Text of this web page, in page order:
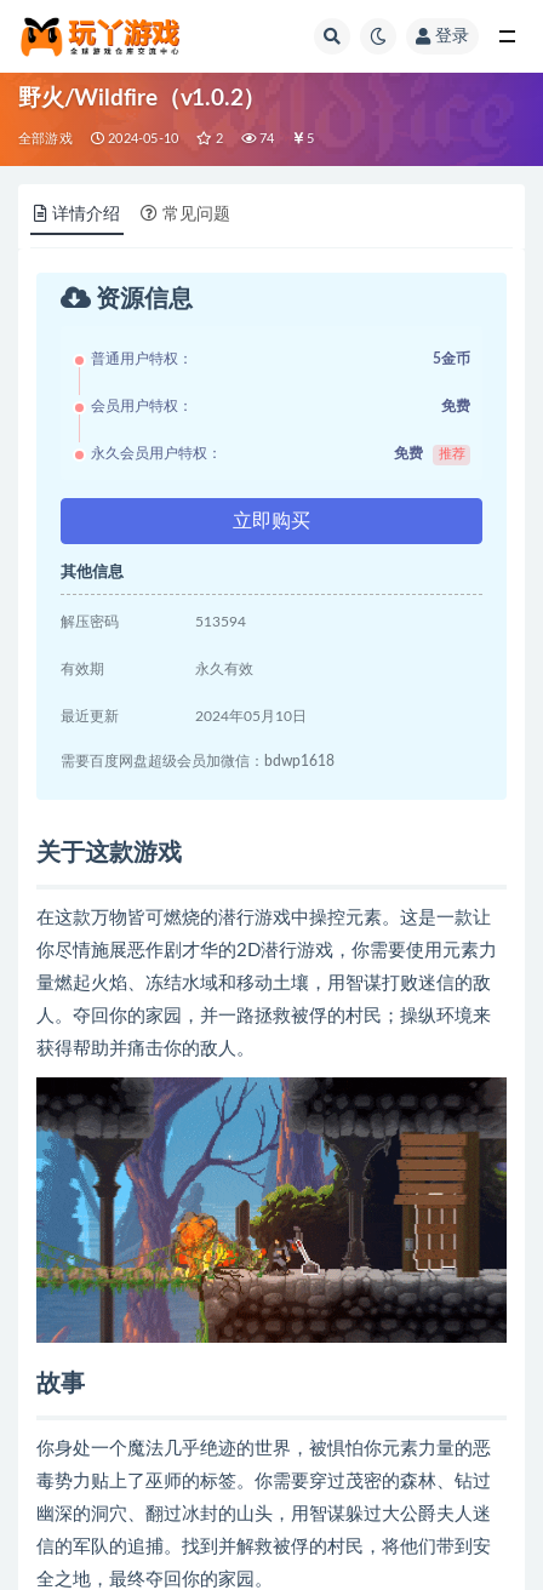
登录
野火/Wildfire（v1.0.2）
全部游戏 2024-05-10 2 74 5
详情介绍 常见问题
资源信息
普通用户特权： 5金币
会员用户特权： 免费
永久会员用户特权： 免费 推荐
立即购买
其他信息
解压密码 513594
有效期 永久有效
最近更新 2024年05月10日
需要百度网盘超级会员加微信：bdwp1618
关于这款游戏
在这款万物皆可燃烧的潜行游戏中操控元素。这是一款让
你尽情施展恶作剧才华的2D潜行游戏，你需要使用元素力
量燃起火焰、冻结水域和移动土壤，用智谋打败迷信的敌
人。夺回你的家园，并一路拯救被俘的村民；操纵环境来
获得帮助并痛击你的敌人。
故事
你身处一个魔法几乎绝迹的世界，被惧怕你元素力量的恶
毒势力贴上了巫师的标签。你需要穿过茂密的森林、钻过
幽深的洞穴、翻过冰封的山头，用智谋躲过大公爵夫人迷
信的军队的追捕。找到并解救被俘的村民，将他们带到安
全之地，最终夺回你的家园。